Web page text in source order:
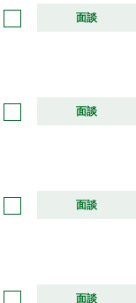
面談
面談
面談
面談